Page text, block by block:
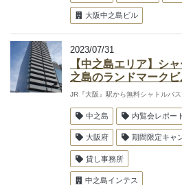
大阪中之島ビル
2023/07/31
【中之島エリア】シ
之島のランドマーク
JR『大阪』駅から無料シャトルバ
中之島 内覧会レポー
大阪府 期間限定キャ
貸し事務所
中之島インテス